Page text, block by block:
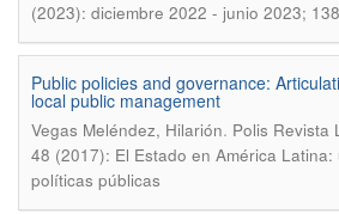
(2023): diciembre 2022 - junio 2023;
Public policies and governance:
local public management
Vegas Meléndez, Hilarión. Polis Revista
48 (2017): El Estado en América
políticas públicas